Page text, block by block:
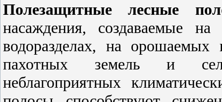
Полезащитные лесные
насаждения, создаваемые
водоразделах, на
пахотных земель и
неблагоприятных